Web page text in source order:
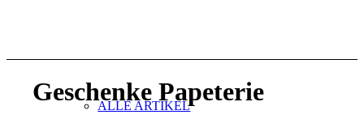
ALLE ARTIKEL
Geschenke Papeterie